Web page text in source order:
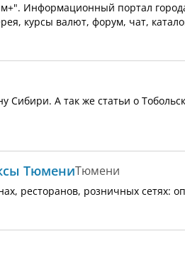
Информационный портал города
курсы валют, форум, чат,
Сибири. А так же статьи о
ТюмениТюмени
ресторанов, розничных сетях: